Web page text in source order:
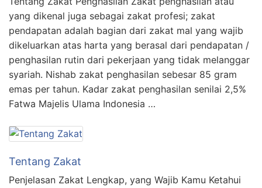
yang dikenal juga sebagai zakat profesi; zakat
pendapatan adalah bagian dari zakat mal yang wajib
dikeluarkan atas harta yang berasal dari pendapatan /
penghasilan rutin dari pekerjaan yang tidak melanggar
syariah. Nishab zakat penghasilan sebesar 85 gram
emas per tahun. Kadar zakat penghasilan senilai 2,5%
Fatwa Majelis Ulama Indonesia …
Tentang Zakat
Penjelasan Zakat Lengkap, yang Wajib Kamu Ketahui